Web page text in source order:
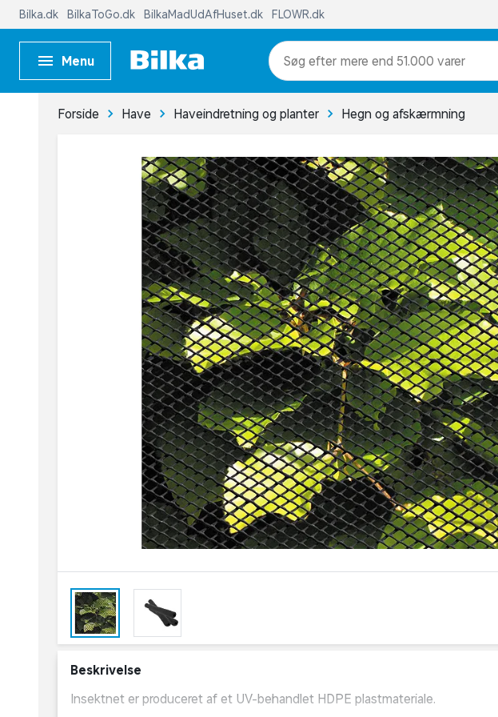
Bilka.dk BilkaToGo.dk BilkaMadUdAfHuset.dk FLOWR.dk
Menu mere end 51.000 varer
Forside Have Haveindretning og planter Hegn og afskærmning
Beskrivelse
Insektnet er produceret af et UV-behandlet HDPE plastmateriale.